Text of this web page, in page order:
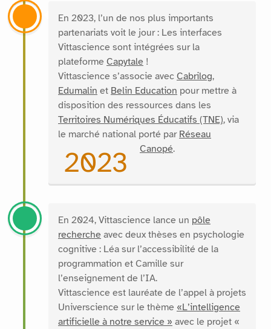
En 2023, l’un de nos plus importants
partenariats voit le jour : Les interfaces
Vittascience sont intégrées sur la
plateforme Capytale !
Vittascience s’associe avec Cabrilog,
Edumalin et Belin Education pour mettre à
disposition des ressources dans les
Territoires Numériques Éducatifs (TNE), via
le marché national porté par Réseau
Canopé.
2023
En 2024, Vittascience lance un pôle
recherche avec deux thèses en psychologie
cognitive : Léa sur l’accessibilité de la
programmation et Camille sur
l’enseignement de l’IA.
Vittascience est lauréate de l’appel à projets
Universcience sur le thème «L’intelligence
artificielle à notre service » avec le projet «